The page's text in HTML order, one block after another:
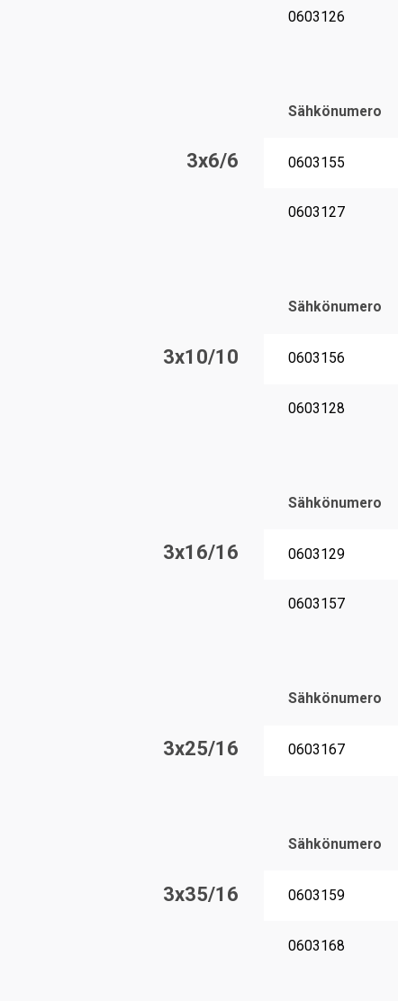
0603126
Sähkönumero
3x6/6 0603155
0603127
Sähkönumero
3x10/10 0603156
0603128
Sähkönumero
3x16/16 0603129
0603157
Sähkönumero
3x25/16 0603167
Sähkönumero
3x35/16 0603159
0603168